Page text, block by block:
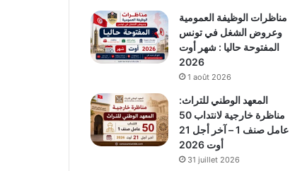
مناظرات الوظيفة العمومية
وعروض الشغل في تونس
المفتوحة حاليا : شهر أوت
2026
1 août 2026
المعهد الوطني للتراث:
مناظرة خارجية لانتداب 50
عامل صنف 1 – آخر أجل 21
أوت 2026
31 juillet 2026